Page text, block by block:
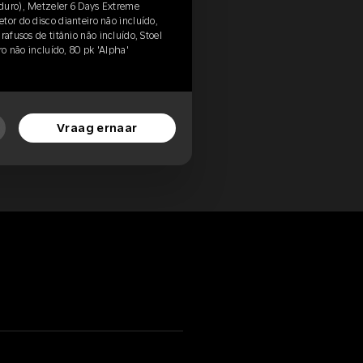
Metzeler 6 Days Extreme
do disco dianteiro não incluído,
de titânio não incluído, Stoel
não incluído, 80 pk 'Alpha'
Vraag ernaar